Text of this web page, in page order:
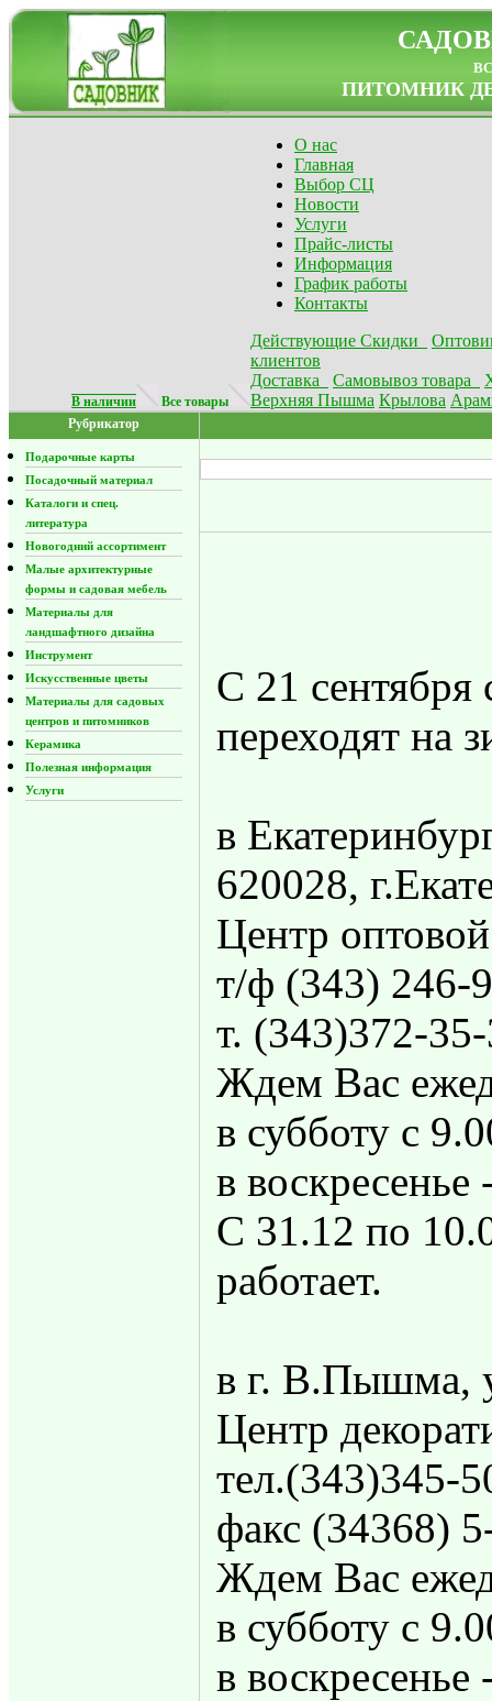
ПИТОМНИК
В наличии Все товары
О нас
Главная
Выбор СЦ
Новости
Услуги
Прайс-листы
Информация
График работы
Контакты
Действующие Скидки
клиентов
Доставка
Самовывоз товара
Верхняя Пышма Крылова
Рубрикатор
Подарочные карты
Посадочный материал
Каталоги и спец.
литература
Новогодний ассортимент
Малые архитектурные
формы и садовая мебель
Материалы для
ландшафтного дизайна
Инструмент
Искусственные цветы
Материалы для садовых
центров и питомников
Керамика
Полезная информация
Услуги
С 21
переходят на
в
620028,
Центр
т/ф (343) 246-
т. (343)372-
Ждем Вас
в субботу с
в
С 31.12 по
работает.
в г. В.Пышма,
Центр
тел.(343)345-
факс (34368)
Ждем Вас
в субботу с
в